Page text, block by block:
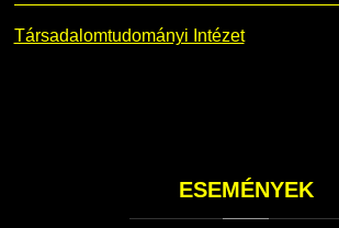
Társadalomtudományi Intézet
ESEMÉNYEK